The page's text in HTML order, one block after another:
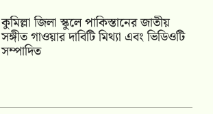
কুমিল্লা জিলা স্কুলে পাকিস্তানের জাতীয়
সঙ্গীত গাওয়ার দাবিটি মিথ্যা এবং ভিডিওটি
সম্পাদিত